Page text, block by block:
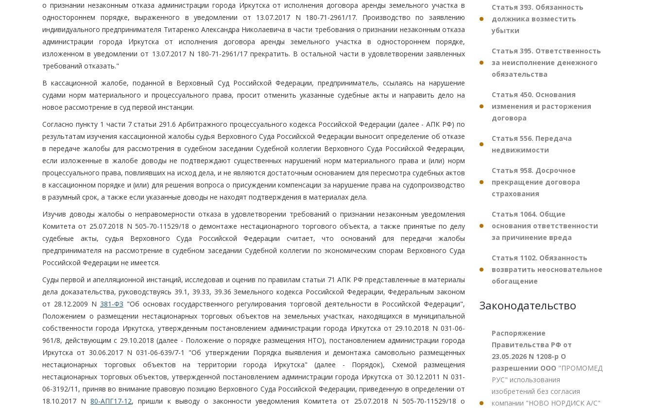
о признании незаконным отказа администрации города Иркутска от исполнения договора аренды земельного участка в
одностороннем порядке, выраженного в уведомлении от 13.07.2017 N 180-71-2961/17. Производство по заявлению
индивидуального предпринимателя Титаренко Александра Николаевича в части требования о признании незаконным отказа
администрации города Иркутска от исполнения договора аренды земельного участка в одностороннем порядке,
изложенном в уведомлении от 13.07.2017 N 180-71-2961/17 прекратить. В остальной части в удовлетворении заявленных
требований отказать."
В кассационной жалобе, поданной в Верховный Суд Российской Федерации, предприниматель, ссылаясь на нарушение
судами норм материального и процессуального права, просит отменить указанные судебные акты и направить дело на
новое рассмотрение в суд первой инстанции.
Согласно пункту 1 части 7 статьи 291.6 Арбитражного процессуального кодекса Российской Федерации (далее - АПК РФ) по
результатам изучения кассационной жалобы судья Верховного Суда Российской Федерации выносит определение об отказе
в передаче жалобы для рассмотрения в судебном заседании Судебной коллегии Верховного Суда Российской Федерации,
если изложенные в жалобе доводы не подтверждают существенных нарушений норм материального права и (или) норм
процессуального права, повлиявших на исход дела, и не являются достаточным основанием для пересмотра судебных актов
в кассационном порядке и (или) для решения вопроса о присуждении компенсации за нарушение права на судопроизводство
в разумный срок, а также если указанные доводы не находят подтверждения в материалах дела.
Изучив доводы жалобы о неправомерности отказа в удовлетворении требований о признании незаконным уведомления
Комитета от 25.07.2018 N 505-70-11529/18 о демонтаже нестационарного торгового объекта, а также принятые по делу
судебные акты, судья Верховного Суда Российской Федерации считает, что оснований для передачи жалобы
предпринимателя на рассмотрение в судебном заседании Судебной коллегии по экономическим спорам Верховного Суда
Российской Федерации не имеется.
Суды первой и апелляционной инстанций, исследовав и оценив по правилам статьи 71 АПК РФ представленные в материалы
дела доказательства, руководствуясь 39.1, 39.33, 39.36 Земельного кодекса Российской Федерации, Федеральным законом
от 28.12.2009 N 381-ФЗ "Об основах государственного регулирования торговой деятельности в Российской Федерации",
Положением о размещении нестационарных торговых объектов на земельных участках, находящихся в муниципальной
собственности города Иркутска, утвержденным постановлением администрации города Иркутска от 29.10.2018 N 031-06-
961/8, действующим с 29.10.2018 (далее - Положение о порядке размещения НТО), постановлением администрации города
Иркутска от 30.06.2017 N 031-06-639/7-1 "Об утверждении Порядка выявления и демонтажа самовольно размещенных
нестационарных торговых объектов на территории города Иркутска" (далее - Порядок), Схемой размещения
нестационарных торговых объектов, утвержденной постановлением администрации города Иркутска от 30.12.2011 N 031-
06-3192/11, приняв во внимание правовую позицию Верховного Суда Российской Федерации, приведенную в определении от
18.10.2017 N80-АПГ17-12, пришли к выводу о законности уведомления Комитета от 25.07.2018 N 505-70-11529/18 о
Статья 393. Обязанность
должника возместить
убытки
Статья 395. Ответственность
за неисполнение денежного
обязательства
Статья 450. Основания
изменения и расторжения
договора
Статья 556. Передача
недвижимости
Статья 958. Досрочное
прекращение договора
страхования
Статья 1064. Общие
основания ответственности
за причинение вреда
Статья 1102. Обязанность
возвратить неосновательное
обогащение
Законодательство
Распоряжение
Правительства РФ от
23.05.2026 N 1208-р О
разрешении ООО "ПРОМОМЕД
РУС" использования
изобретений без согласия
компании "НОВО НОРДИСК А/С"